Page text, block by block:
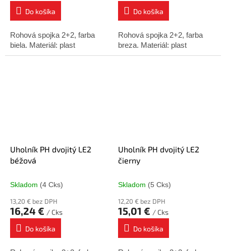
Do košíka
Rohová spojka 2+2, farba
biela. Materiál: plast
Do košíka
Rohová spojka 2+2, farba
breza. Materiál: plast
Uholník PH dvojitý LE2
béžová
Skladom (4 Cks)
13,20 € bez DPH
16,24 € / Cks
Do košíka
Uholník PH dvojitý LE2
čierny
Skladom (5 Cks)
12,20 € bez DPH
15,01 € / Cks
Do košíka